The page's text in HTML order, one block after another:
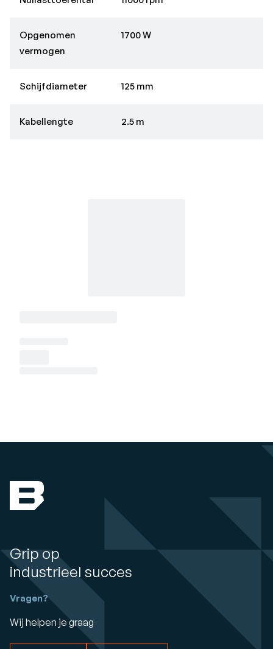
Opgenomen
vermogen
1700 W
Schijfdiameter 125 mm
Kabellengte 2.5 m
Grip op
industrieel succes
Vragen?
Wij helpen je graag